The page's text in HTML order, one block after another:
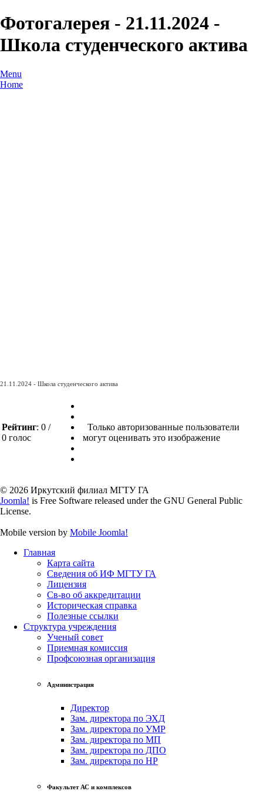
Фотогалерея - 21.11.2024 -
Школа студенческого актива
Menu
Home
21.11.2024 - Школа студенческого актива
Рейтинг: 0 /
0 голос
Только авторизованные пользователи
могут оценивать это изображение
© 2026 Иркутский филиал МГТУ ГА
Joomla! is Free Software released under the GNU General Public
License.
Mobile version by Mobile Joomla!
Главная
Карта сайта
Сведения об ИФ МГТУ ГА
Лицензия
Св-во об аккредитации
Историческая справка
Полезные ссылки
Структура учреждения
Ученый совет
Приемная комиссия
Профсоюзная организация
Администрация
Директор
Зам. директора по ЭХД
Зам. директора по УМР
Зам. директора по МП
Зам. директора по ДПО
Зам. директора по НР
Факультет АС и комплексов